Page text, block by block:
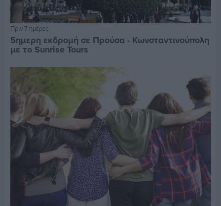
Πριν 7 ημέρες
5ημερη εκδρομή σε Προύσα - Κωνσταντινούπολη
με το Sunrise Tours